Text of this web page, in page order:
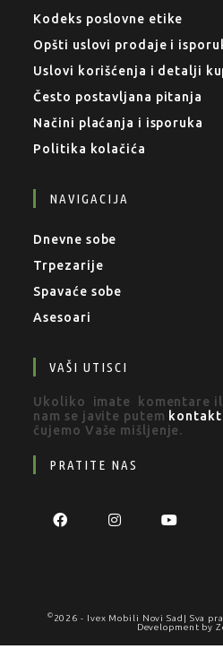
Kodeks poslovne etike
Opšti uslovi prodaje i
Uslovi korišćenja i detalji
Često postavljana pitanja
Načini plaćanja i isporuka
Politika kolačića
NAVIGACIJA
Dnevne sobe
Trpezarije
Spavaće sobe
Asesoari
VAŠI UTISCI
Ukoliko imate komentare
nam se javite putem
čujemo Vaše mišljenje.
PRATITE NAS
© 2026 - Ivex Mobili Novi Sad | Sva
Development by